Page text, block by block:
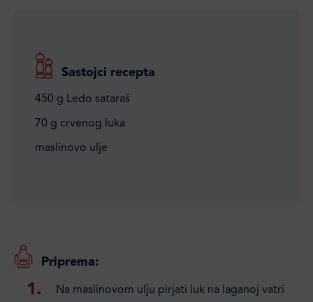
Sastojci recepta
450 g Ledo sataraš
70 g crvenog luka
maslinovo ulje
Priprema:
Na maslinovom ulju pirjati luk na laganoj vatri